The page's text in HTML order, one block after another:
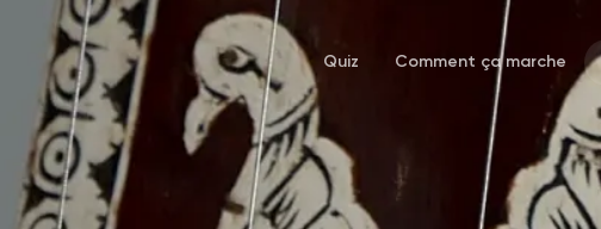
Quiz Comment ça marche